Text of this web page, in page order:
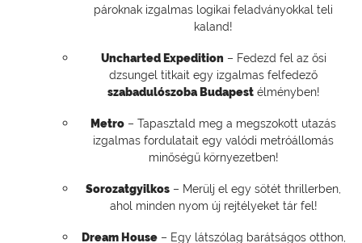
pároknak izgalmas logikai feladványokkal teli
kaland!
Uncharted Expedition – Fedezd fel az ősi
dzsungel titkait egy izgalmas felfedező
szabadulószoba Budapestélményben!
Metro – Tapasztald meg a megszokott utazás
izgalmas fordulatait egy valódi metróállomás
minőségű környezetben!
Sorozatgyilkos – Merülj el egy sötét thrillerben,
ahol minden nyom új rejtélyeket tár fel!
Dream House– Egy látszólag barátságos otthon,